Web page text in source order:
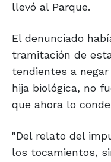
llevó al Parque.
El denunciado
tramitación de
tendientes a
hija biológica, no
que ahora lo
"Del relato del
los tocamientos,